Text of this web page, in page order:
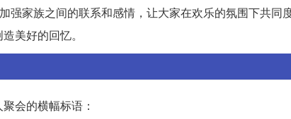
强家族之间的联系和感情，让大家在欢乐的氛围下共同
美好的回忆。
会的横幅标语：